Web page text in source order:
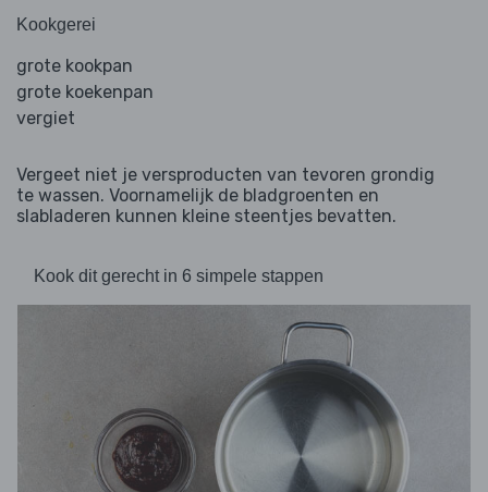
Kookgerei
grote kookpan
grote koekenpan
vergiet
Vergeet niet je versproducten van tevoren grondig
te wassen. Voornamelijk de bladgroenten en
slabladeren kunnen kleine steentjes bevatten.
Kook dit gerecht in 6 simpele stappen